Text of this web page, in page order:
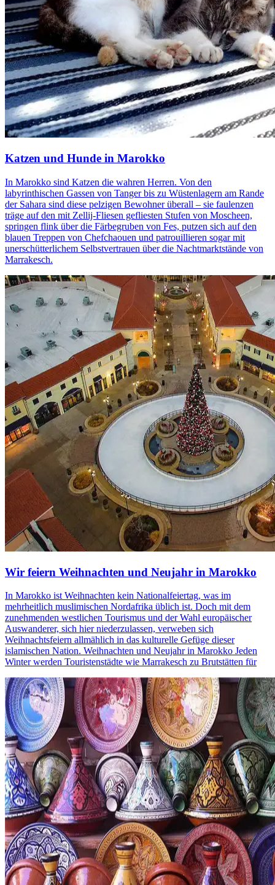
Katzen und Hunde in Marokko
In Marokko sind Katzen die wahren Herren. Von den
labyrinthischen Gassen von Tanger bis zu Wüstenlagern am Rande
der Sahara sind diese pelzigen Bewohner überall – sie faulenzen
träge auf den mit Zellij-Fliesen gefliesten Stufen von Moscheen,
springen flink über die Färbegruben von Fes, putzen sich auf den
blauen Treppen von Chefchaouen und patrouillieren sogar mit
unerschütterlichem Selbstvertrauen über die Nachtmarktstände von
Marrakesch.
Wir feiern Weihnachten und Neujahr in Marokko
In Marokko ist Weihnachten kein Nationalfeiertag, was im
mehrheitlich muslimischen Nordafrika üblich ist. Doch mit dem
zunehmenden westlichen Tourismus und der Wahl europäischer
Auswanderer, sich hier niederzulassen, verweben sich
Weihnachtsfeiern allmählich in das kulturelle Gefüge dieser
islamischen Nation. Weihnachten und Neujahr in Marokko Jeden
Winter werden Touristenstädte wie Marrakesch zu Brutstätten für